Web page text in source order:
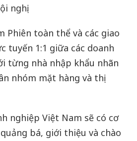
nghị.
Phiên toàn thể và các giao
tuyến 1:1 giữa các doanh
từng nhà nhập khẩu nhãn
nhóm mặt hàng và thị
nghiệp Việt Nam sẽ có cơ
bá, giới thiệu và chào